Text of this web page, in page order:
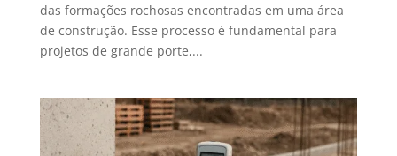
das formações rochosas encontradas em uma área
de construção. Esse processo é fundamental para
projetos de grande porte,...